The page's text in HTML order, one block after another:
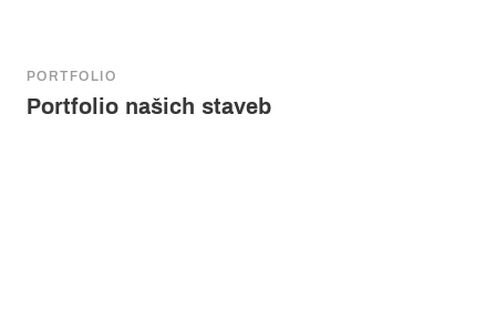
PORTFOLIO
Portfolio našich staveb